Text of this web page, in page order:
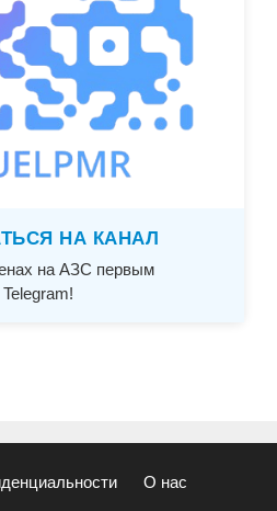
НА КАНАЛ
на АЗС первым
Telegram!
О нас